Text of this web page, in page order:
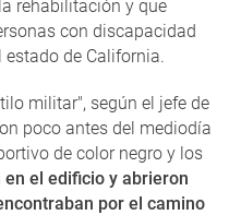
rehabilitación y que
con discapacidad
estado de California.
militar", según el jefe de
poco antes del mediodía
de color negro y los
el edificio y abrieron
por el camino